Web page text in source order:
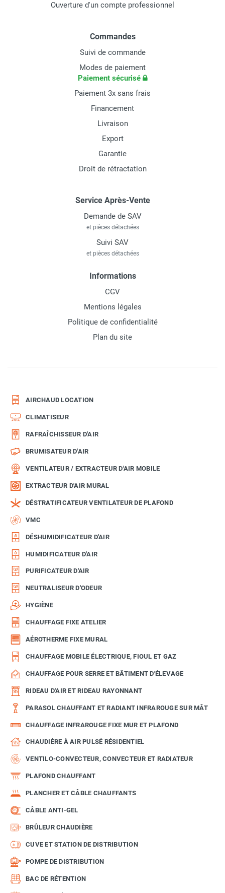
Ouverture d'un compte professionnel
Commandes
Suivi de commande
Modes de paiement
Paiement sécurisé
Paiement 3x sans frais
Financement
Livraison
Export
Garantie
Droit de rétractation
Service Après-Vente
Demande de SAV
et pièces détachées
Suivi SAV
et pièces détachées
Informations
CGV
Mentions légales
Politique de confidentialité
Plan du site
AIRCHAUD LOCATION
CLIMATISEUR
RAFRAÎCHISSEUR D'AIR
BRUMISATEUR D'AIR
VENTILATEUR / EXTRACTEUR D'AIR MOBILE
EXTRACTEUR D'AIR MURAL
DÉSTRATIFICATEUR VENTILATEUR DE PLAFOND
VMC
DÉSHUMIDIFICATEUR D'AIR
HUMIDIFICATEUR D'AIR
PURIFICATEUR D'AIR
NEUTRALISEUR D'ODEUR
HYGIÈNE
CHAUFFAGE FIXE ATELIER
AÉROTHERME FIXE MURAL
CHAUFFAGE MOBILE ÉLECTRIQUE, FIOUL ET GAZ
CHAUFFAGE POUR SERRE ET BÂTIMENT D'ÉLEVAGE
RIDEAU D'AIR ET RIDEAU RAYONNANT
PARASOL CHAUFFANT ET RADIANT INFRAROUGE SUR MÂT
CHAUFFAGE INFRAROUGE FIXE MUR ET PLAFOND
CHAUDIÈRE À AIR PULSÉ RÉSIDENTIEL
VENTILO-CONVECTEUR, CONVECTEUR ET RADIATEUR
PLAFOND CHAUFFANT
PLANCHER ET CÂBLE CHAUFFANTS
CÂBLE ANTI-GEL
BRÛLEUR CHAUDIÈRE
CUVE ET STATION DE DISTRIBUTION
POMPE DE DISTRIBUTION
BAC DE RÉTENTION